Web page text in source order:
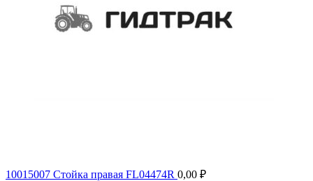
10015007 Стойка правая FL04474R 0,00 ₽